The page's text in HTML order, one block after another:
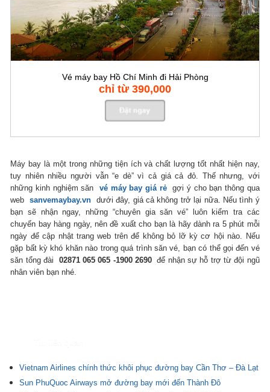
Vé máy bay Hồ Chí Minh đi Hải Phòng
chỉ từ 390,000
Máy bay là một trong những tiện ích và chất lượng tốt nhất hiện nay,
tuy nhiên nhiều người vẫn “e dè” vì cả giá cả đỏ. Thế nhưng, với
những kinh nghiệm săn vé máy bay giá rẻ gợi ý cho bạn thông qua
websanvemaybay.vn dưới đây, giá cả không trở lại nữa. Nếu tình ý
bạn sẽ nhận ngay, những “chuyên gia săn vé” luôn kiểm tra các
chuyến bay hàng ngày, nên đề xuất cho bạn là hãy dành ra 5 phút mỗi
ngày để cập nhật trang web trên để không bỏ lỡ kỳ cơ hội nào. Nếu
gặp bất kỳ khó khăn nào trong quá trình săn vé, bạn có thể gọi đến vé
săn tổng đài 02871 065 065 -1900 2690 để nhận sự hỗ trợ từ đội ngũ
nhân viên bạn nhé.
Vietnam Airlines chính thức khôi phục đường bay Cần Thơ – Đà Lạt
Sun PhuQuoc Airways mở đường bay mới đến Thành Đô